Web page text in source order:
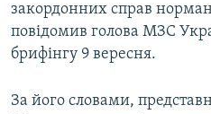
закордонних справ
повідомив голова МЗС
брифінгу 9 вересня.
За його словами,